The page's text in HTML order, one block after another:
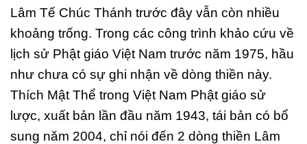
Lâm Tế Chúc Thánh trước đây vẫn còn nhiều
khoảng trống. Trong các công trình khảo cứu về
lịch sử Phật giáo Việt Nam trước năm 1975, hầu
như chưa có sự ghi nhận về dòng thiền này.
Thích Mật Thể trong Việt Nam Phật giáo sử
lược, xuất bản lần đầu năm 1943, tái bản có bổ
sung năm 2004, chỉ nói đến 2 dòng thiền Lâm